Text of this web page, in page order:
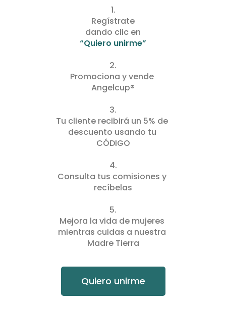
1.
Regístrate
dando clic en
“Quiero unirme”
2.
Promociona y vende
Angelcup®
3.
Tu cliente recibirá un 5% de
descuento usando tu
CÓDIGO
4.
Consulta tus comisiones y
recíbelas
5.
Mejora la vida de mujeres
mientras cuidas a nuestra
Madre Tierra
Quiero unirme